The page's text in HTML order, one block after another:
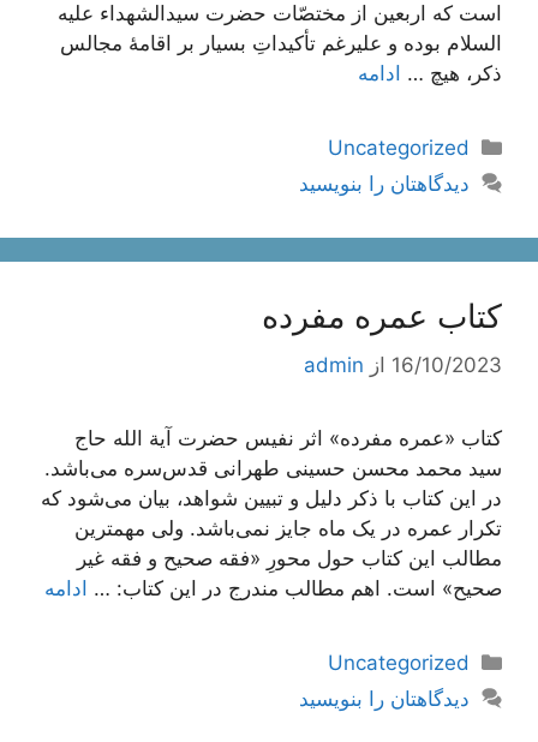
است که اربعین از مختصّات حضرت سیدالشهداء علیه
السلام بوده و علیرغم تأکیداتِ بسیار بر اقامۀ مجالس
ذکر، هیچ … ادامه
دسته‌ها
Uncategorized
دیدگاهتان را بنویسید
کتاب عمره مفرده
16/10/2023 از admin
کتاب «عمره مفرده» اثر نفیس حضرت آیة الله حاج
سید محمد محسن حسینی طهرانی قدس‌سره می‌باشد.
در این کتاب با ذکر دلیل و تبیین شواهد، بیان می‌شود که
تکرار عمره در یک ماه جایز نمی‌باشد. ولی مهمترین
مطالب این کتاب حول محورِ «فقه صحیح و فقه غیر
صحیح» است. اهم مطالب مندرج در این کتاب: … ادامه
دسته‌ها
Uncategorized
دیدگاهتان را بنویسید